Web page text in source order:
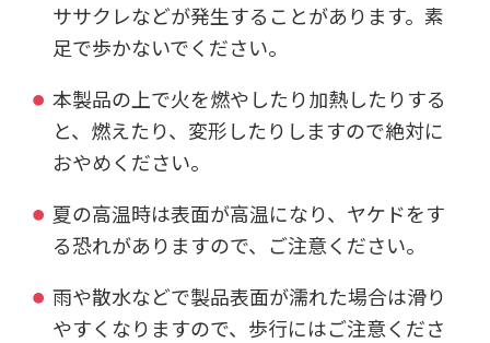
ササクレなどが発生することがあります。素
足で歩かないでください。
本製品の上で火を燃やしたり加熱したりする
と、燃えたり、変形したりしますので絶対に
おやめください。
夏の高温時は表面が高温になり、ヤケドをす
る恐れがありますので、ご注意ください。
雨や散水などで製品表面が濡れた場合は滑り
やすくなりますので、歩行にはご注意くださ